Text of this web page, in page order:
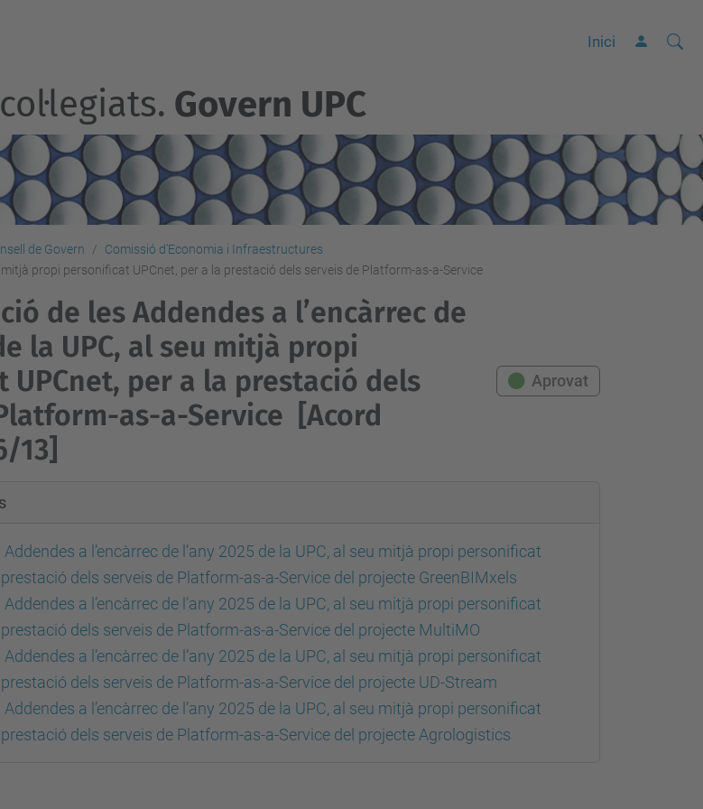
Inici Cerca
C
a
a
v
a
Govern UPC
de Govern
Comissió d’Economia i Infraestructures
propi personificat UPCnet, per a la prestació dels serveis de Platform-as-a-Service
de les Addendes a l’encàrrec de
la UPC, al seu mitjà propi
UPCnet, per a la prestació dels
as-a-Service
[Acord
13]
Aprovat
a l’encàrrec de l’any 2025 de la UPC, al seu mitjà propi personificat
dels serveis de Platform-as-a-Service del projecte GreenBIMxels
a l’encàrrec de l’any 2025 de la UPC, al seu mitjà propi personificat
dels serveis de Platform-as-a-Service del projecte MultiMO
a l’encàrrec de l’any 2025 de la UPC, al seu mitjà propi personificat
dels serveis de Platform-as-a-Service del projecte UD-Stream
a l’encàrrec de l’any 2025 de la UPC, al seu mitjà propi personificat
dels serveis de Platform-as-a-Service del projecte Agrologistics